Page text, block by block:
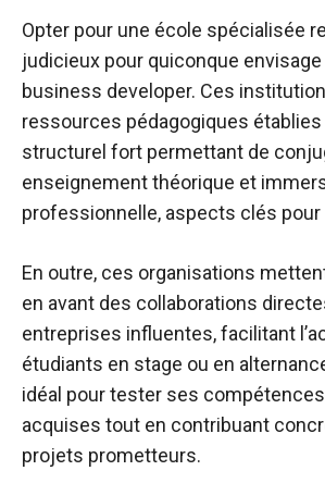
Opter pour une école spécialisée
judicieux pour quiconque
business developer. Ces
ressources pédagogiques
structurel fort permettant de
enseignement théorique et
professionnelle, aspects clés pour
En outre, ces organisations
en avant des collaborations
entreprises influentes, facilitant
étudiants en stage ou en
idéal pour tester ses
acquises tout en contribuant
projets prometteurs.